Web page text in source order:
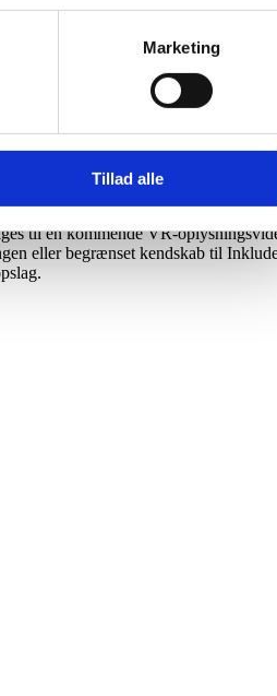
Marketing
Tillad alle
målgruppen i kirkeligt
store forandringer indenfor
til en kommende VR-
eller begrænset kendskab til